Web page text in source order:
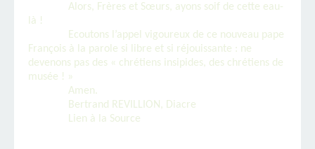
Alors, Frères et Sœurs, ayons soif de cette eau-
là !
Ecoutons l’appel vigoureux de ce nouveau pape
François à la parole si libre et si réjouissante : ne
devenons pas des « chrétiens insipides, des chrétiens de
musée ! »
Amen.
Bertrand REVILLION, Diacre
Lien à la Source